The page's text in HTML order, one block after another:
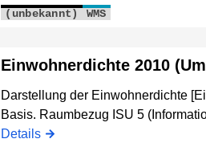
(unbekannt) WMS
Einwohnerdichte 2010
Darstellung der Einwohnerdichte
Basis. Raumbezug ISU 5
Details